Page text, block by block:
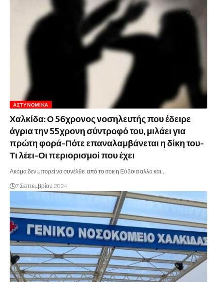
ΑΣΤΥΝΟΜΙΚΆ
Χαλκίδα: Ο 56χρονος νοσηλευτής που έδειρε
άγρια την 55χρονη σύντροφό του, μιλάει για
πρώτη φορά-Πότε επαναλαμβάνεται η δίκη του-
Τι λέει-Οι περιορισμοί που έχει
Ακόμα δεν μπορεί να συνέλθει από το σοκ η Εύβοια αλλά και…
7 Σεπτεμβρίου 2024